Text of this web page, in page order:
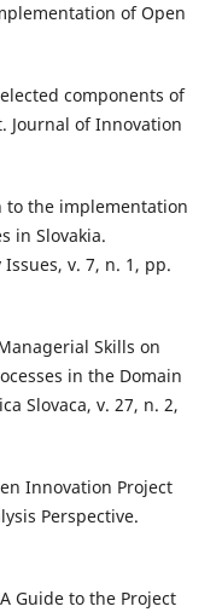
of Open
components of
Journal of Innovation
to the implementation
in Slovakia.
v. 7, n. 1, pp.
Skills on
in the Domain
Slovaca, v. 27, n. 2,
Innovation Project
Perspective.
A Guide to the Project